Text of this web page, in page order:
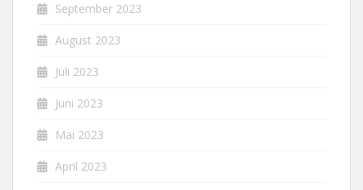
September 2023
August 2023
Juli 2023
Juni 2023
Mai 2023
April 2023